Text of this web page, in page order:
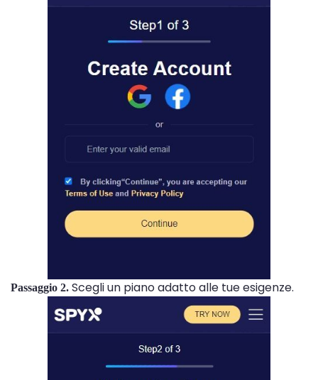
Passaggio 2. Scegli un piano adatto alle tue esigenze.